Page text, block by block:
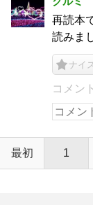
再読本
読みま
ナイ
コメン
最初 1